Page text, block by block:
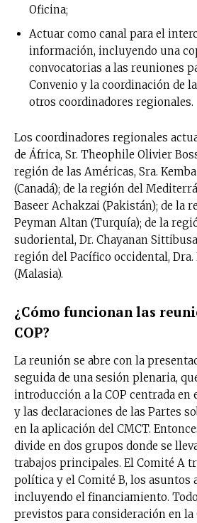
Oficina;
Actuar como canal para el
información, incluyendo una
convocatorias a las reuniones
Convenio y la coordinación de
otros coordinadores regionales.
Los coordinadores regionales
de África, Sr. Theophile Olivier
región de las Américas, Sra.
(Canadá); de la región del
Baseer Achakzai (Pakistán); de la
Peyman Altan (Turquía); de la
sudoriental, Dr. Chayanan
región del Pacífico occidental, Dra.
(Malasia).
¿Cómo funcionan las
COP?
La reunión se abre con la
seguida de una sesión plenaria,
introducción a la COP centrada en
y las declaraciones de las Partes
en la aplicación del CMCT.
divide en dos grupos donde se
trabajos principales. El Comité A
política y el Comité B, los asuntos
incluyendo el financiamiento.
previstos para consideración en la